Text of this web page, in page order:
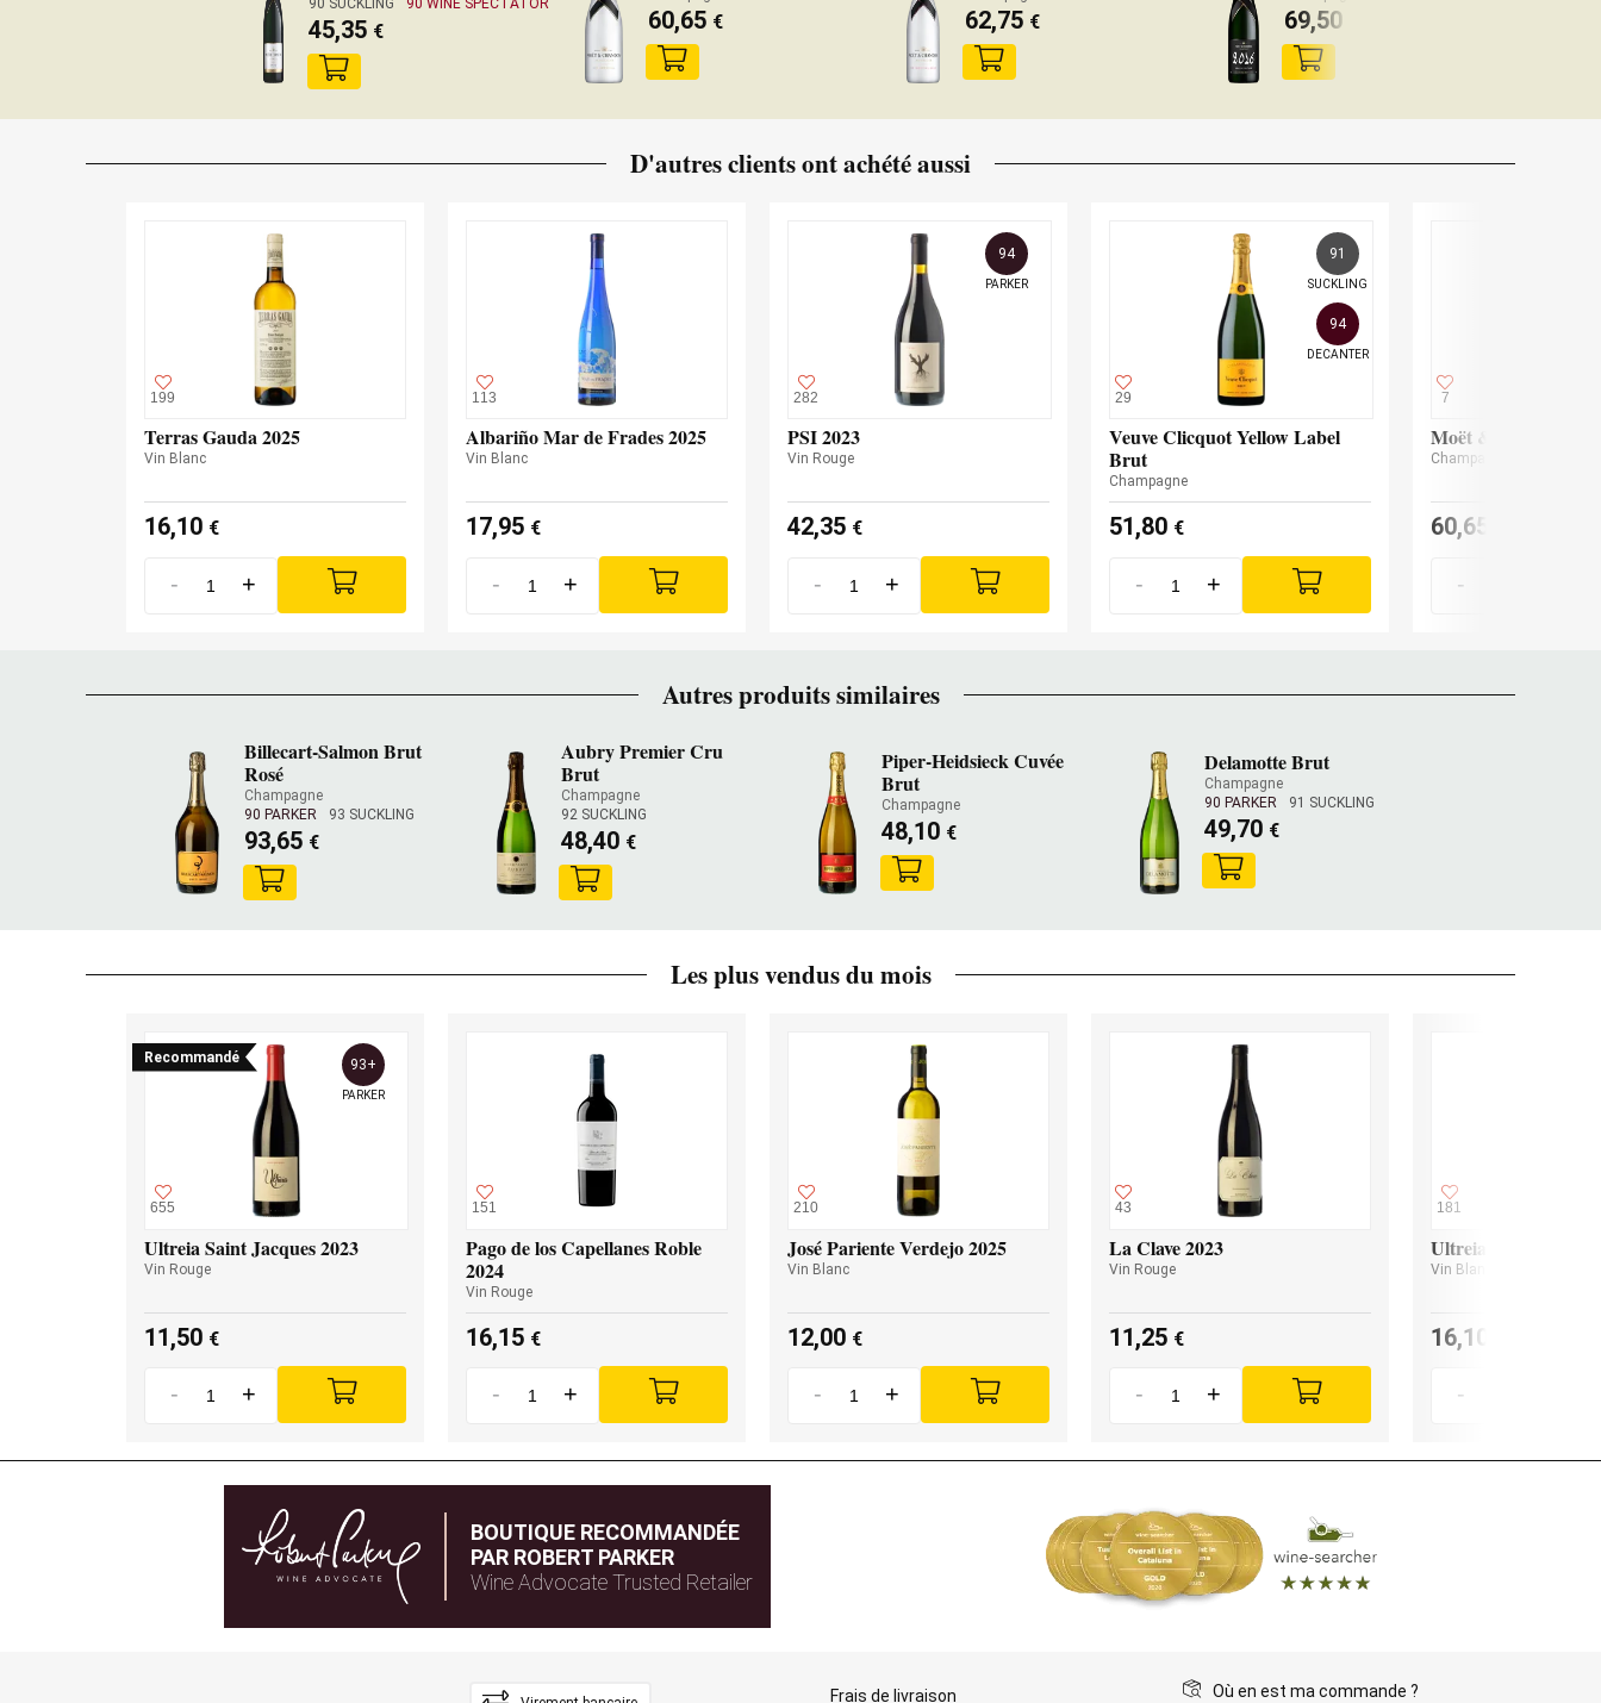
90 SUCKLING
90 WINE SPECTATOR
45,35 € 60,65 € 62,75 € 69,50
D'autres clients ont achété aussi
199
Terras Gauda 2025
Vin Blanc
16,10 €
- +
113
Albariño Mar de Frades 2025
Vin Blanc
17,95 €
- +
282
94
PARKER
PSI 2023
Vin Rouge
42,35 €
- +
29
91
SUCKLING
94
DECANTER
Veuve Clicquot Yellow Label
Brut
Champagne
51,80 €
- +
7
Moët & Chandon
Champagne
60,65
-
Autres produits similaires
Billecart-Salmon Brut
Rosé
Champagne
90 PARKER
93 SUCKLING
93,65 €
Aubry Premier Cru
Brut
Champagne
92 SUCKLING
48,40 €
Piper-Heidsieck Cuvée
Brut
Champagne
48,10 €
Delamotte Brut
Champagne
90 PARKER
91 SUCKLING
49,70 €
Les plus vendus du mois
Recommandé
655
93+
PARKER
Ultreia Saint Jacques 2023
Vin Rouge
11,50 €
- +
151
Pago de los Capellanes Roble
2024
Vin Rouge
16,15 €
- +
210
José Pariente Verdejo 2025
Vin Blanc
12,00 €
- +
43
La Clave 2023
Vin Rouge
11,25 €
- +
181
Ultreia Godello 2024
Vin Blanc
16,10
-
BOUTIQUE RECOMMANDÉE
PAR ROBERT PARKER
Wine Advocate Trusted Retailer
Frais de livraison Où en est ma commande ?